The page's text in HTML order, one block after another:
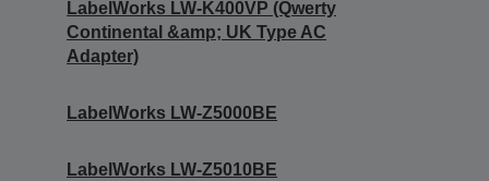
LabelWorks LW-K400VP (Qwerty
Continental &amp; UK Type AC
Adapter)
LabelWorks LW-Z5000BE
LabelWorks LW-Z5010BE